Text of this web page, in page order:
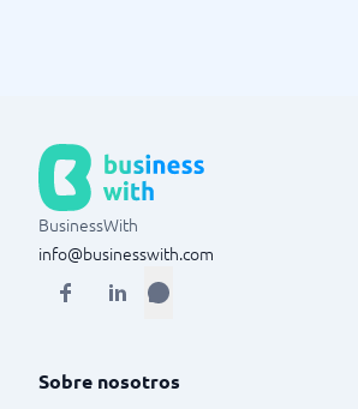
BusinessWith
info@businesswith.com
Sobre nosotros